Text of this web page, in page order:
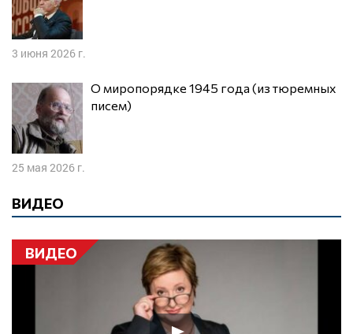
3 июня 2026 г.
О миропорядке 1945 года (из тюремных
писем)
25 мая 2026 г.
ВИДЕО
ВИДЕО